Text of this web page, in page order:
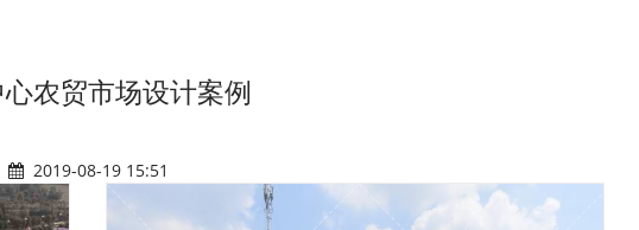
农贸市场设计案例
2019-08-19 15:51